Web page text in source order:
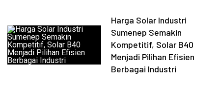
Harga Solar Industri
Sumenep Semakin
Kompetitif, Solar B40
Menjadi Pilihan Efisien
Berbagai Industri